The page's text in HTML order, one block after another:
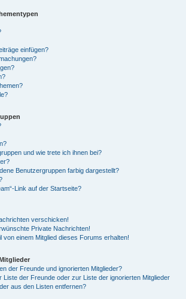
einfügen?
und wie trete ich ihnen bei?
Benutzergruppen farbig dargestellt?
Link auf der Startseite?
verschicken!
Private Nachrichten!
von einem Mitglied dieses Forums erhalten!
der Freunde und ignorierten Mitglieder?
Liste der Freunde oder zur Liste der ignorierten Mitglieder
aus den Listen entfernen?